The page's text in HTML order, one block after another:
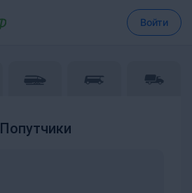
Войти
Попутчики